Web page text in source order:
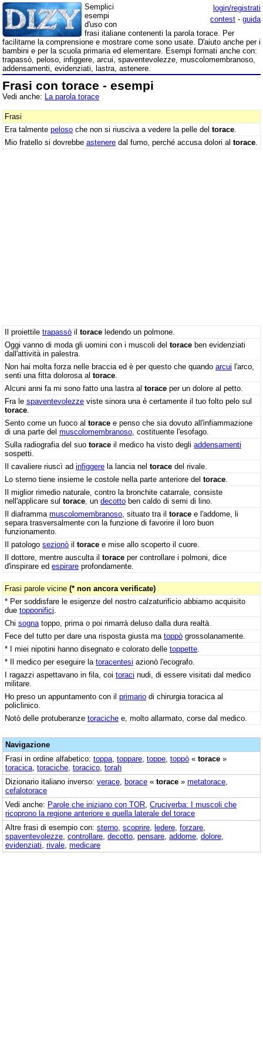
login/registrati
contest - guida
Semplici
esempi
d'uso con
frasi italiane contenenti la parola torace. Per
facilitarne la comprensione e mostrare come sono usate. D'aiuto anche per i
bambini e per la scuola primaria ed elementare. Esempi formati anche con:
trapassò, peloso, infiggere, arcui, spaventevolezze, muscolomembranoso,
addensamenti, evidenziati, lastra, astenere.
Frasi con torace - esempi
Vedi anche: La parola torace
Frasi
Era talmente peloso che non si riusciva a vedere la pelle del torace
Mio fratello si dovrebbe astenere dal fumo, perché accusa dolori al torace
Il proiettile trapassò il torace ledendo un polmone.
Oggi vanno di moda gli uomini con i muscoli del torace ben evidenziati
dall'attività in palestra.
Non hai molta forza nelle braccia ed è per questo che quando arcui l'arco,
senti una fitta dolorosa al torace
Alcuni anni fa mi sono fatto una lastra al torace per un dolore al petto.
Fra le spaventevolezze viste sinora una è certamente il tuo folto pelo sul
torace
Sento come un fuoco al torace e penso che sia dovuto all'infiammazione
di una parte del muscolomembranoso , costituente l'esofago.
Sulla radiografia del suo torace il medico ha visto degli addensamenti
sospetti.
Il cavaliere riuscì ad infiggere la lancia nel torace del rivale.
Lo sterno tiene insieme le costole nella parte anteriore del torace
Il miglior rimedio naturale, contro la bronchite catarrale, consiste
nell'applicare sul torace , un decotto ben caldo di semi di lino.
Il diaframma muscolomembranoso , situato tra il torace e l'addome, li
separa trasversalmente con la funzione di favorire il loro buon
funzionamento.
Il patologo sezionò il torace e mise allo scoperto il cuore.
Il dottore, mentre ausculta il torace per controllare i polmoni, dice
d'inspirare ed espirare profondamente.
Frasi parole vicine (* non ancora verificate)
* Per soddisfare le esigenze del nostro calzaturificio abbiamo acquisito
due topponifici
Chi sogna toppo, prima o poi rimarrà deluso dalla dura realtà.
Fece del tutto per dare una risposta giusta ma toppò grossolanamente.
* I miei nipotini hanno disegnato e colorato delle toppette
* Il medico per eseguire la toracentesi azionò l'ecografo.
I ragazzi aspettavano in fila, coi toraci nudi, di essere visitati dal medico
militare.
Ho preso un appuntamento con il primario di chirurgia toracica al
policlinico.
Notò delle protuberanze toraciche e, molto allarmato, corse dal medico.
Navigazione
Frasi in ordine alfabetico: toppa toppare toppe toppò « torace »
toracica toraciche toracico torah
Dizionario italiano inverso: verace borace « torace » metatorace
cefalotorace
Vedi anche: Parole che iniziano con TOR Cruciverba: I muscoli che
ricoprono la regione anteriore e quella laterale del torace
Altre frasi di esempio con: sterno scoprire ledere forzare
spaventevolezze controllare decotto pensare addome dolore
evidenziati rivale medicare